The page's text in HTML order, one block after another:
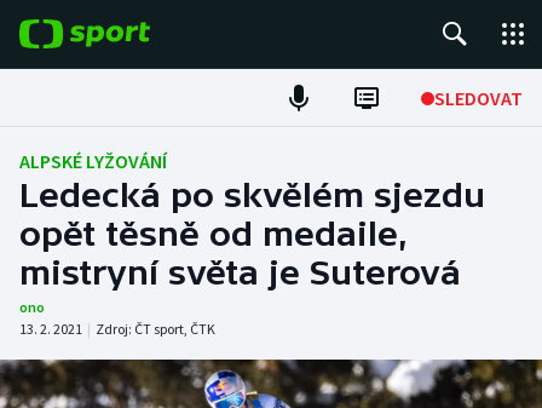
SLEDOVAT
Fotbal
Hokej
Tenis
Atletika
Cyklistika
ALPSKÉ LYŽOVÁNÍ
Ledecká po skvělém sjezdu
opět těsně od medaile,
mistryní světa je Suterová
ono
13. 2. 2021 | Zdroj: ČT sport, ČTK